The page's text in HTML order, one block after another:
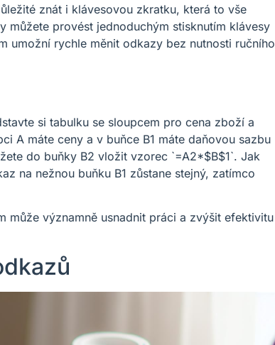
znát i klávesovou zkratku, která to vše
můžete provést jednoduchým stisknutím klávesy
umožní rychle měnit odkazy bez nutnosti ručního
si tabulku se sloupcem pro cena zboží a
A máte ceny a v buňce B1 máte daňovou sazbu
do buňky B2 vložit vzorec `=A2*$B$1`. Jak
na nežnou buňku B1 zůstane stejný, zatímco
může významně usnadnit práci a zvýšit efektivitu